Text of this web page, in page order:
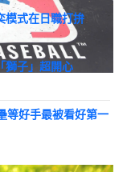
模式在日職打拚
獅子」超開心
等好手最被看好第一